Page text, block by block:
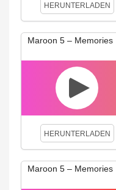
HERUNTERLADEN
Maroon 5 – Memories
HERUNTERLADEN
Maroon 5 – Memories